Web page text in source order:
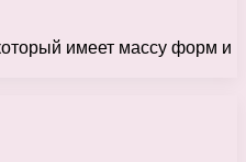
имеет массу форм и